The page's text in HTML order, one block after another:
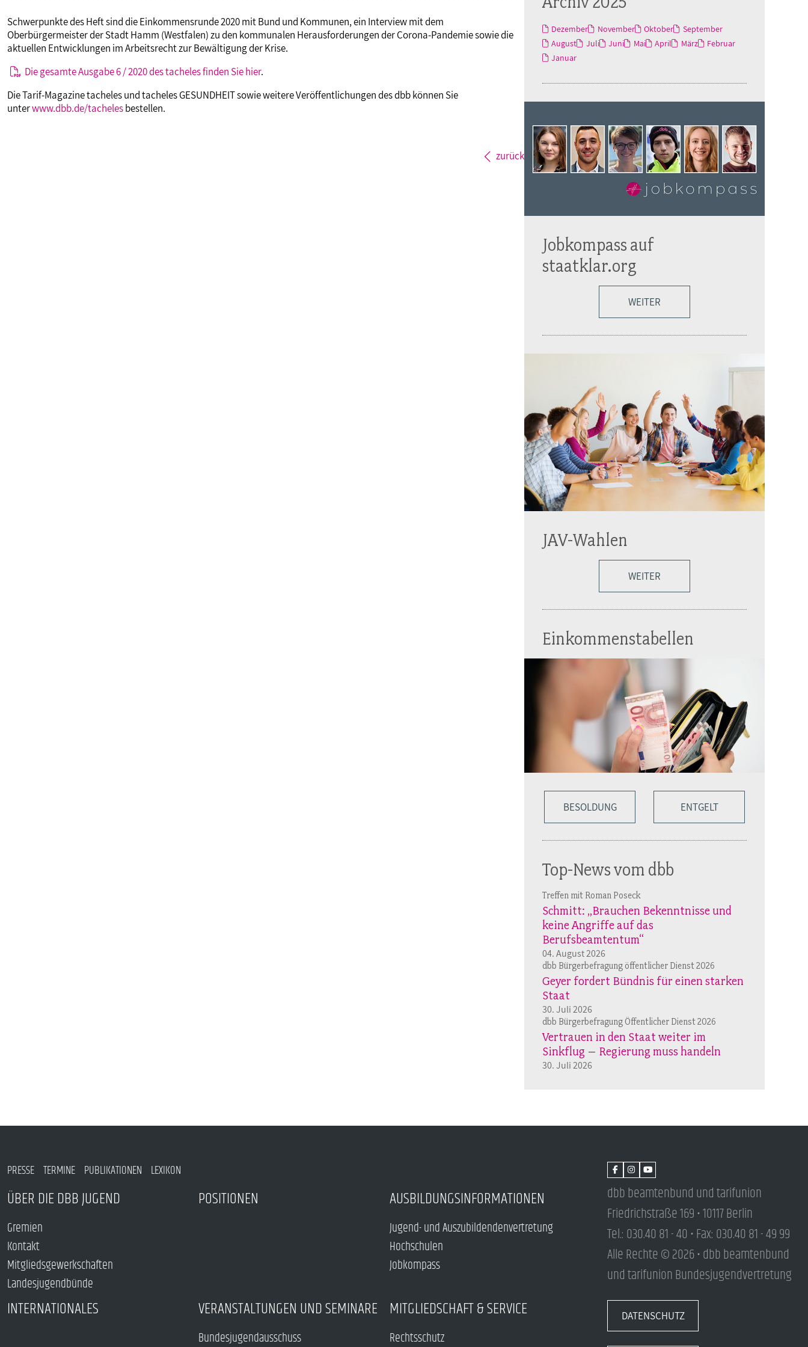
Landesjugendbünde
VERANSTALTUNGEN UND SEMINARE
Parlamentarisches Sommerfest
MITGLIEDSCHAFT & SERVICE
Akademie
Schwerpunkte des Heft sind die Einkommensrunde 2020 mit Bund und Kommunen, ein Interview mit dem
Oberbürgermeister der Stadt Hamm (Westfalen) zu den kommunalen Herausforderungen der Corona-Pandemie sowie die
aktuellen Entwicklungen im Arbeitsrecht zur Bewältigung der Krise.
Die gesamte Ausgabe 6 / 2020 des tacheles finden Sie hier.
Die Tarif-Magazine tacheles und tacheles GESUNDHEIT sowie weitere Veröffentlichungen des dbb können Sie
unterwww.dbb.de/tachelesbestellen.
zurück
Dezember November Oktober
September
August
Juli Juni Mai April März
Februar
Januar
Jobkompass auf
staatklar.org
WEITER
JAV-Wahlen
WEITER
Einkommenstabellen
BESOLDUNG ENTGELT
Top-News vom dbb
Treffen mit Roman Poseck
Schmitt: „Brauchen Bekenntnisse und
keine Angriffe auf das
Berufsbeamtentum“
04. August 2026
dbb Bürgerbefragung öffentlicher Dienst 2026
Geyer fordert Bündnis für einen starken
Staat
30. Juli 2026
dbb Bürgerbefragung Öffentlicher Dienst 2026
Vertrauen in den Staat weiter im
Sinkflug – Regierung muss handeln
30. Juli 2026
PRESSE TERMINE PUBLIKATIONEN LEXIKON
ÜBER DIE DBB JUGEND
Gremien
Kontakt
Mitgliedsgewerkschaften
Landesjugendbünde
POSITIONEN AUSBILDUNGSINFORMATIONEN
Jugend- und Auszubildendenvertretung
Hochschulen
Jobkompass
INTERNATIONALES VERANSTALTUNGEN UND SEMINARE
Bundesjugendausschuss
MITGLIEDSCHAFT & SERVICE
Rechtsschutz
dbb beamtenbund und tarifunion
Friedrichstraße 169 • 10117 Berlin
Tel.: 030.40 81 - 40 • Fax: 030.40 81 - 49 99
Alle Rechte © 2026 • dbb beamtenbund
und tarifunion Bundesjugendvertretung
DATENSCHUTZ